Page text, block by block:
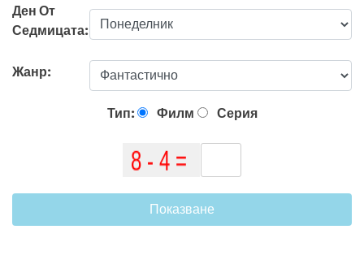
Ден От
Седмицата:
Жанр:
Тип: Филм Серия
Показване